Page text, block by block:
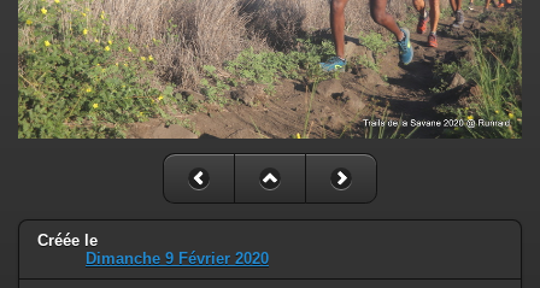
Créée le
Dimanche 9 Février 2020